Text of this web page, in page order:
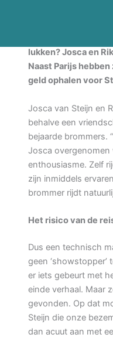
inhoud
Van Breda naar
lukken? Josca en
Naast Parijs
geld ophalen voor
Josca van Steijn en
behalve een
bejaarde brommers.
Josca overgenomen
enthousiasme. Zelf
zijn inmiddels
brommer rijdt
Het risico van de
Dus een technisch
geen ‘showstopper’
er iets gebeurt met
einde verhaal. Maar
gevonden. Op dat
Steijn die onze
dan acuut aan met